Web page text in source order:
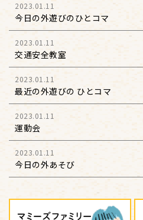
2023.01.11
今日の外遊びのひとコマ
2023.01.11
交通安全教室
2023.01.11
最近の外遊びの ひとコマ
2023.01.11
運動会
2023.01.11
今日の外あそび